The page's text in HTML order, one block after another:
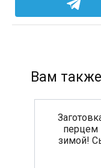
Вам
перцем
зимой!